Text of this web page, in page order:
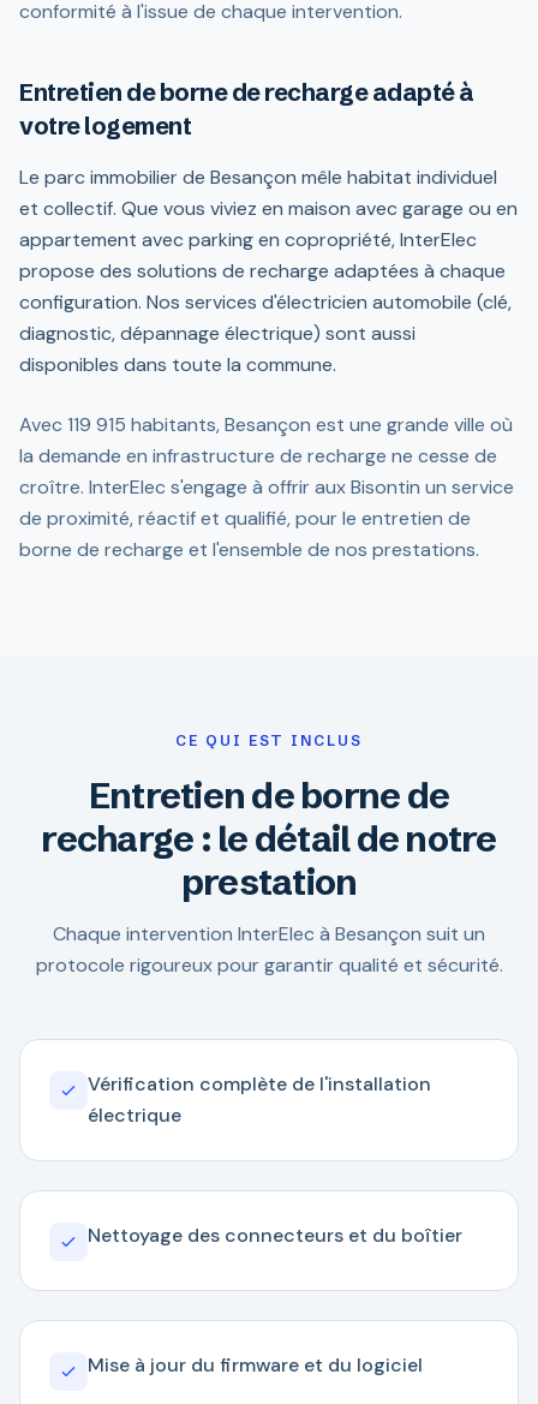
conformité à l'issue de chaque intervention.
Entretien de borne de recharge adapté à
votre logement
Le parc immobilier de Besançon mêle habitat individuel
et collectif. Que vous viviez en maison avec garage ou en
appartement avec parking en copropriété, InterElec
propose des solutions de recharge adaptées à chaque
configuration. Nos services d'électricien automobile (clé,
diagnostic, dépannage électrique) sont aussi
disponibles dans toute la commune.
Avec 119 915 habitants, Besançon est une grande ville où
la demande en infrastructure de recharge ne cesse de
croître. InterElec s'engage à offrir aux Bisontin un service
de proximité, réactif et qualifié, pour le entretien de
borne de recharge et l'ensemble de nos prestations.
CE QUI EST INCLUS
Entretien de borne de
recharge : le détail de notre
prestation
Chaque intervention InterElec à Besançon suit un
protocole rigoureux pour garantir qualité et sécurité.
Vérification complète de l'installation
électrique
Nettoyage des connecteurs et du boîtier
Mise à jour du firmware et du logiciel